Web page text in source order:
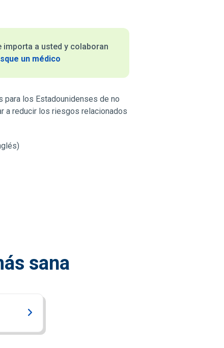
importa a usted y colaboran
un médico
para los Estadounidenses de no
a reducir los riesgos relacionados
sana